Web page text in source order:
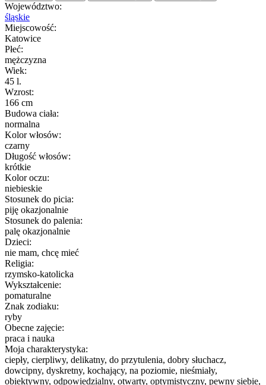
Województwo:
śląskie
Miejscowość:
Katowice
Płeć:
mężczyzna
Wiek:
45 l.
Wzrost:
166 cm
Budowa ciała:
normalna
Kolor włosów:
czarny
Długość włosów:
krótkie
Kolor oczu:
niebieskie
Stosunek do picia:
piję okazjonalnie
Stosunek do palenia:
palę okazjonalnie
Dzieci:
nie mam, chcę mieć
Religia:
rzymsko-katolicka
Wykształcenie:
pomaturalne
Znak zodiaku:
ryby
Obecne zajęcie:
praca i nauka
Moja charakterystyka:
ciepły, cierpliwy, delikatny, do przytulenia, dobry słuchacz,
dowcipny, dyskretny, kochający, na poziomie, nieśmiały,
obiektywny, odpowiedzialny, otwarty, optymistyczny, pewny siebie,